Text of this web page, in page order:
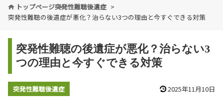
トップページ突発性難聴後遺症
突発性難聴の後遺症が悪化？治らない3つの理由と今すぐできる対策
突発性難聴の後遺症が悪化？治らない3
つの理由と今すぐできる対策
突発性難聴後遺症 2025年11月10日